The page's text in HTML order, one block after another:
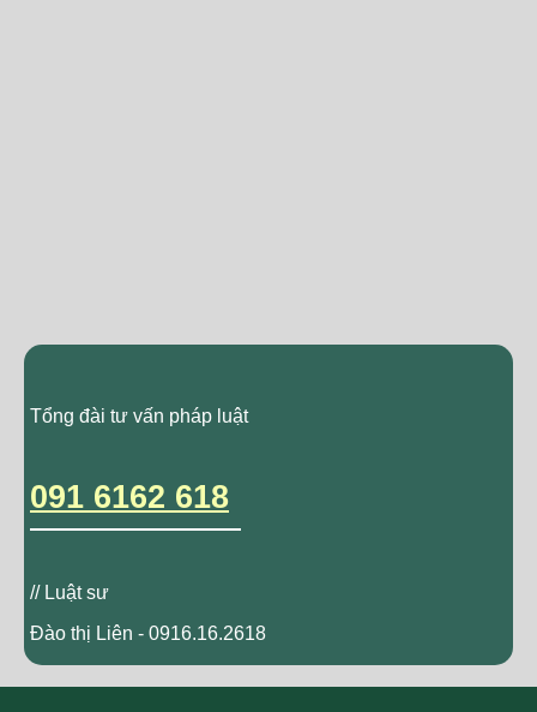
Tổng đài tư vấn pháp luật
091 6162 618
// Luật sư
Đào thị Liên - 0916.16.2618